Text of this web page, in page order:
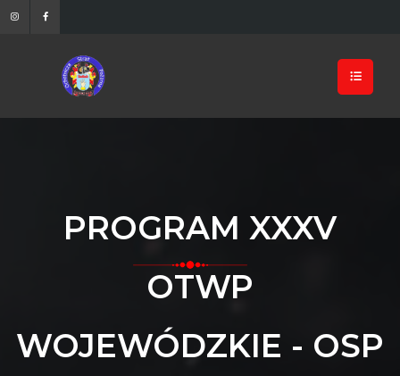
PROGRAM XXXV
OTWP
WOJEWÓDZKIE - OSP